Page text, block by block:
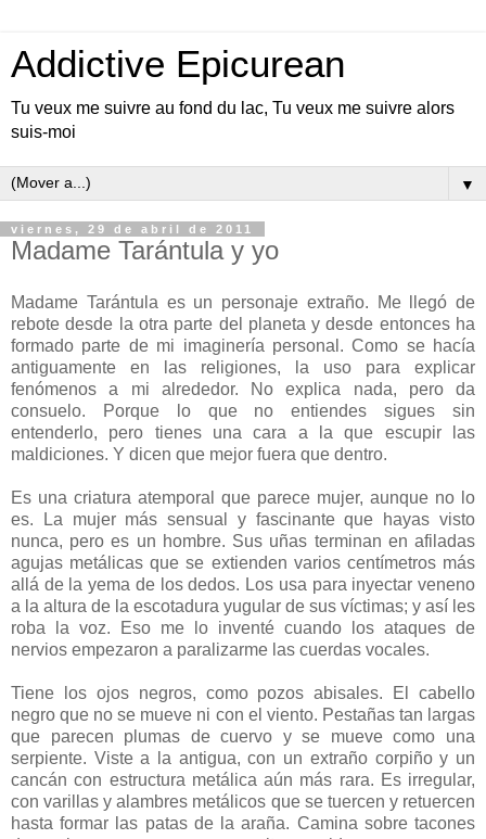
Addictive Epicurean
Tu veux me suivre au fond du lac, Tu veux me suivre alors
suis-moi
▼
viernes, 29 de abril de 2011
Madame Tarántula y yo
Madame Tarántula es un personaje extraño. Me llegó de
rebote desde la otra parte del planeta y desde entonces ha
formado parte de mi imaginería personal. Como se hacía
antiguamente en las religiones, la uso para explicar
fenómenos a mi alrededor. No explica nada, pero da
consuelo. Porque lo que no entiendes sigues sin
entenderlo, pero tienes una cara a la que escupir las
maldiciones. Y dicen que mejor fuera que dentro.
Es una criatura atemporal que parece mujer, aunque no lo
es. La mujer más sensual y fascinante que hayas visto
nunca, pero es un hombre. Sus uñas terminan en afiladas
agujas metálicas que se extienden varios centímetros más
allá de la yema de los dedos. Los usa para inyectar veneno
a la altura de la escotadura yugular de sus víctimas; y así les
roba la voz. Eso me lo inventé cuando los ataques de
nervios empezaron a paralizarme las cuerdas vocales.
Tiene los ojos negros, como pozos abisales. El cabello
negro que no se mueve ni con el viento. Pestañas tan largas
que parecen plumas de cuervo y se mueve como una
serpiente. Viste a la antigua, con un extraño corpiño y un
cancán con estructura metálica aún más rara. Es irregular,
con varillas y alambres metálicos que se tuercen y retuercen
hasta formar las patas de la araña. Camina sobre tacones